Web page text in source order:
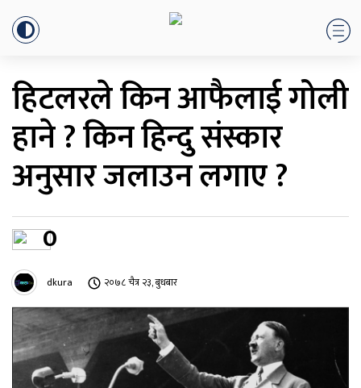
हिटलरले किन आफैलाई गोली
हाने ? किन हिन्दु संस्कार
अनुसार जलाउन लगाए ?
0
dkura २०७८ चैत्र २३, बुधबार